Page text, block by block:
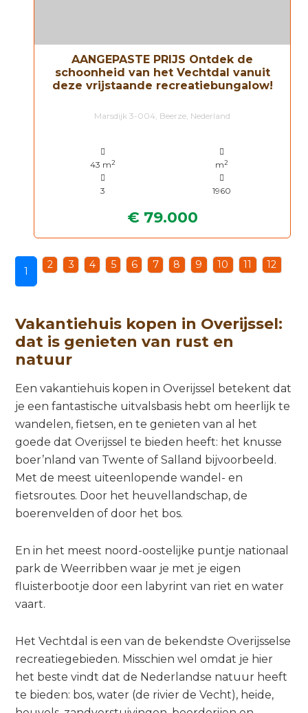
AANGEPASTE PRIJS Ontdek de
schoonheid van het Vechtdal vanuit
deze vrijstaande recreatiebungalow!
Marsdijk 3-004, Beerze, Nederland
43 m2 m2
3 1960
€ 79.000
1
2 3 4 5 6 7 8 9 10 11 12
Vakantiehuis kopen in Overijssel:
dat is genieten van rust en
natuur
Een vakantiehuis kopen in Overijssel betekent dat
je een fantastische uitvalsbasis hebt om heerlijk te
wandelen, fietsen, en te genieten van al het
goede dat Overijssel te bieden heeft: het knusse
boer’nland van Twente of Salland bijvoorbeeld.
Met de meest uiteenlopende wandel- en
fietsroutes. Door het heuvellandschap, de
boerenvelden of door het bos.
En in het meest noord-oostelijke puntje nationaal
park de Weerribben waar je met je eigen
fluisterbootje door een labyrint van riet en water
vaart.
Het Vechtdal is een van de bekendste Overijsselse
recreatiegebieden. Misschien wel omdat je hier
het beste vindt dat de Nederlandse natuur heeft
te bieden: bos, water (de rivier de Vecht), heide,